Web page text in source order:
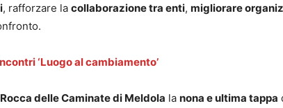
, rafforzare la collaborazione tra enti, migliorare
‘Luogo al cambiamento’
Rocca delle Caminate di Meldola la nona e ultima tappa